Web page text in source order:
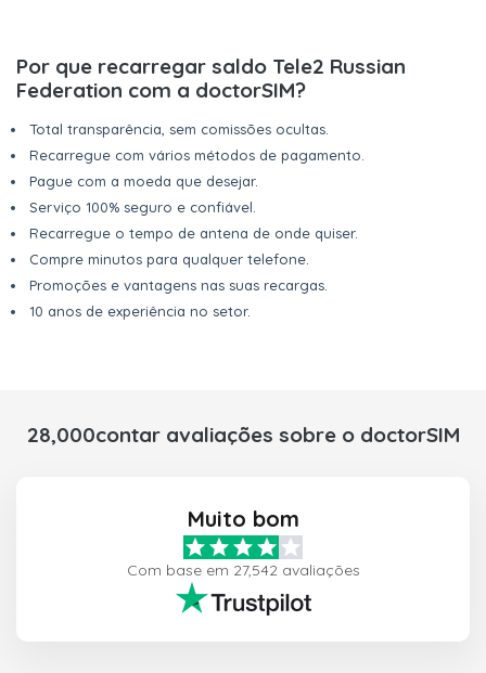
Por que recarregar saldo Tele2 Russian
Federation com a doctorSIM?
Total transparência, sem comissões ocultas.
Recarregue com vários métodos de pagamento.
Pague com a moeda que desejar.
Serviço 100% seguro e confiável.
Recarregue o tempo de antena de onde quiser.
Compre minutos para qualquer telefone.
Promoções e vantagens nas suas recargas.
10 anos de experiência no setor.
28,000contar avaliações sobre o doctorSIM
Muito bom
Com base em 27,542 avaliações